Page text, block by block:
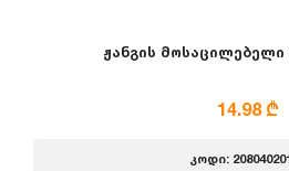
ჟანგის მოსაცილებელი
14.98 ₾
კოდი: